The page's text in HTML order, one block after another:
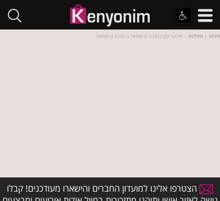
אירוע | פעילות :: אירועי קיץ במבנה גן שמואל ב מבנה גן שמואל
הצטרפו אלינו למועדון החברים והישארו מעודכנים! קבלו